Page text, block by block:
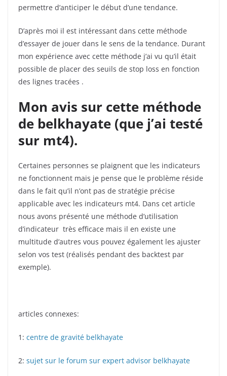
permettre d’anticiper le début d’une tendance.
D’après moi il est intéressant dans cette méthode
d’essayer de jouer dans le sens de la tendance. Durant
mon expérience avec cette méthode j’ai vu qu’il était
possible de placer des seuils de stop loss en fonction
des lignes tracées .
Mon avis sur cette méthode
de belkhayate (que j’ai testé
sur mt4).
Certaines personnes se plaignent que les indicateurs
ne fonctionnent mais je pense que le problème réside
dans le fait qu’il n’ont pas de stratégie précise
applicable avec les indicateurs mt4. Dans cet article
nous avons présenté une méthode d’utilisation
d’indicateur très efficace mais il en existe une
multitude d’autres vous pouvez également les ajuster
selon vos test (réalisés pendant des backtest par
exemple).
articles connexes:
1: centre de gravité belkhayate
2: sujet sur le forum sur expert advisor belkhayate